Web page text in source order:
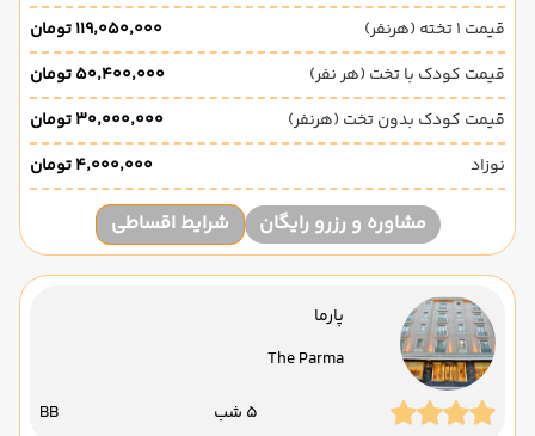
قیمت 1 تخته (هرنفر)
۱۱۹٬۰۵۰٬۰۰۰ تومان
قیمت کودک با تخت (هر نفر)
۵۰٬۴۰۰٬۰۰۰ تومان
قیمت کودک بدون تخت (هرنفر)
۳۰٬۰۰۰٬۰۰۰ تومان
نوزاد
۴٬۰۰۰٬۰۰۰ تومان
مشاوره و رزرو رایگان شرایط اقساطی
پارما
The Parma
5 شب BB